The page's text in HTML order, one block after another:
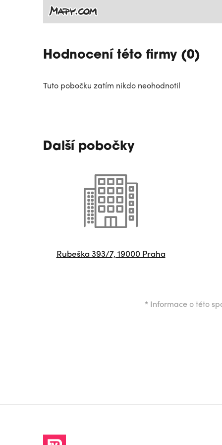
Hodnocení této firmy (0)
Tuto pobočku zatím nikdo neohodnotil
Další pobočky
Rubeška 393/7, 19000 Praha
* Informace o této